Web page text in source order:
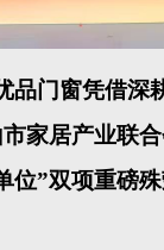
门窗凭借深
家居产业联
”双项重磅